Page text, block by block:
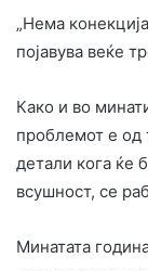
„Нема
појавува веќе
Како и во
проблемот е од
детали кога ќе
всушност, се
Минатата